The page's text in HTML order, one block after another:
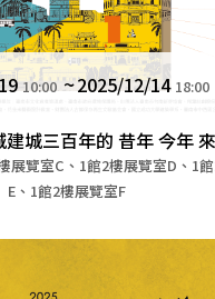
10:00 2025/12/14 18:00
城三百年的 昔年 今年
展覽室C、1館2樓展覽室D、1
E、1館2樓展覽室F